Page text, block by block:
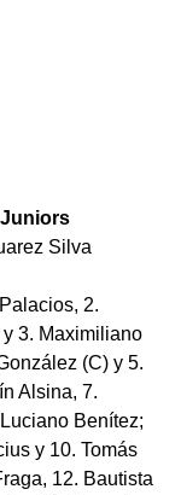
Silva
2.
3. Maximiliano
(C) y 5.
Alsina, 7.
Benítez;
y 10. Tomás
12. Bautista